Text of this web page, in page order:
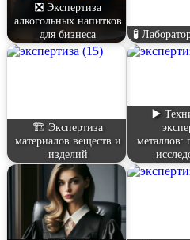
❎ Экспертиза
алкогольных напитков
для бизнеса
🧪
🏗️ Экспертиза
материалов веществ и
изделий
▶️
металлов: